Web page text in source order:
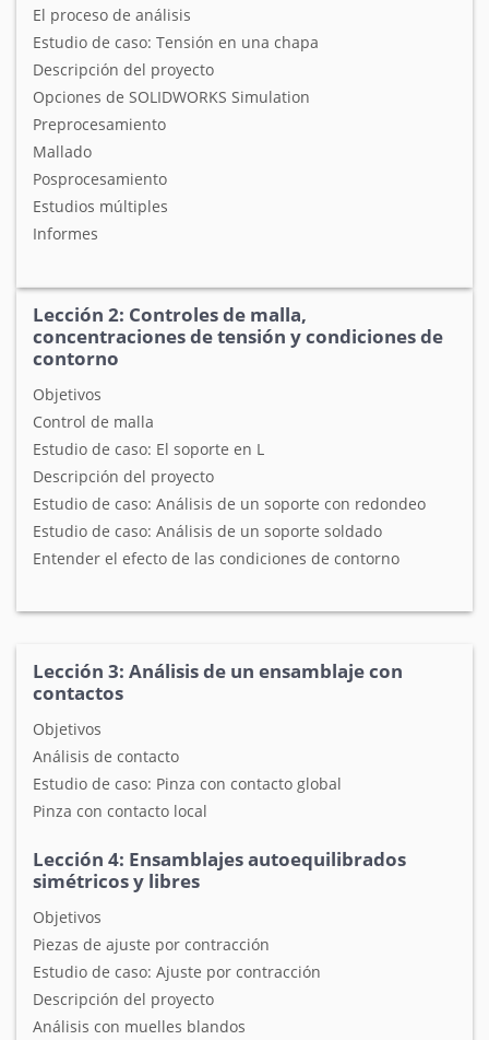
El proceso de análisis
Estudio de caso: Tensión en una chapa
Descripción del proyecto
Opciones de SOLIDWORKS Simulation
Preprocesamiento
Mallado
Posprocesamiento
Estudios múltiples
Informes
Lección 2: Controles de malla,
concentraciones de tensión y condiciones de
contorno
Objetivos
Control de malla
Estudio de caso: El soporte en L
Descripción del proyecto
Estudio de caso: Análisis de un soporte con redondeo
Estudio de caso: Análisis de un soporte soldado
Entender el efecto de las condiciones de contorno
Lección 3: Análisis de un ensamblaje con
contactos
Objetivos
Análisis de contacto
Estudio de caso: Pinza con contacto global
Pinza con contacto local
Lección 4: Ensamblajes autoequilibrados
simétricos y libres
Objetivos
Piezas de ajuste por contracción
Estudio de caso: Ajuste por contracción
Descripción del proyecto
Análisis con muelles blandos